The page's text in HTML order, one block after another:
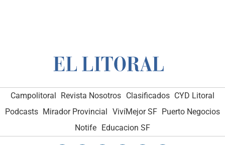
Campolitoral Revista Nosotros Clasificados CYD Litoral
Podcasts Mirador Provincial VivíMejor SF Puerto Negocios
Notife Educacion SF